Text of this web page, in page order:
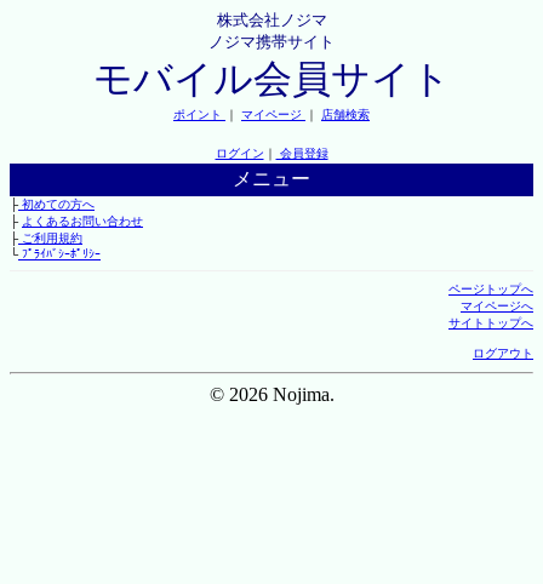
株式会社ノジマ
ノジマ携帯サイト
モバイル会員サイト
ポイント ｜ マイページ ｜ 店舗検索
ログイン ｜ 会員登録
メニュー
├初めての方へ
├ よくあるお問い合わせ
├ご利用規約
└ﾌﾟﾗｲﾊﾞｼｰﾎﾟﾘｼｰ
ページトップへ
マイページへ
サイトトップへ
ログアウト
© 2026 Nojima.